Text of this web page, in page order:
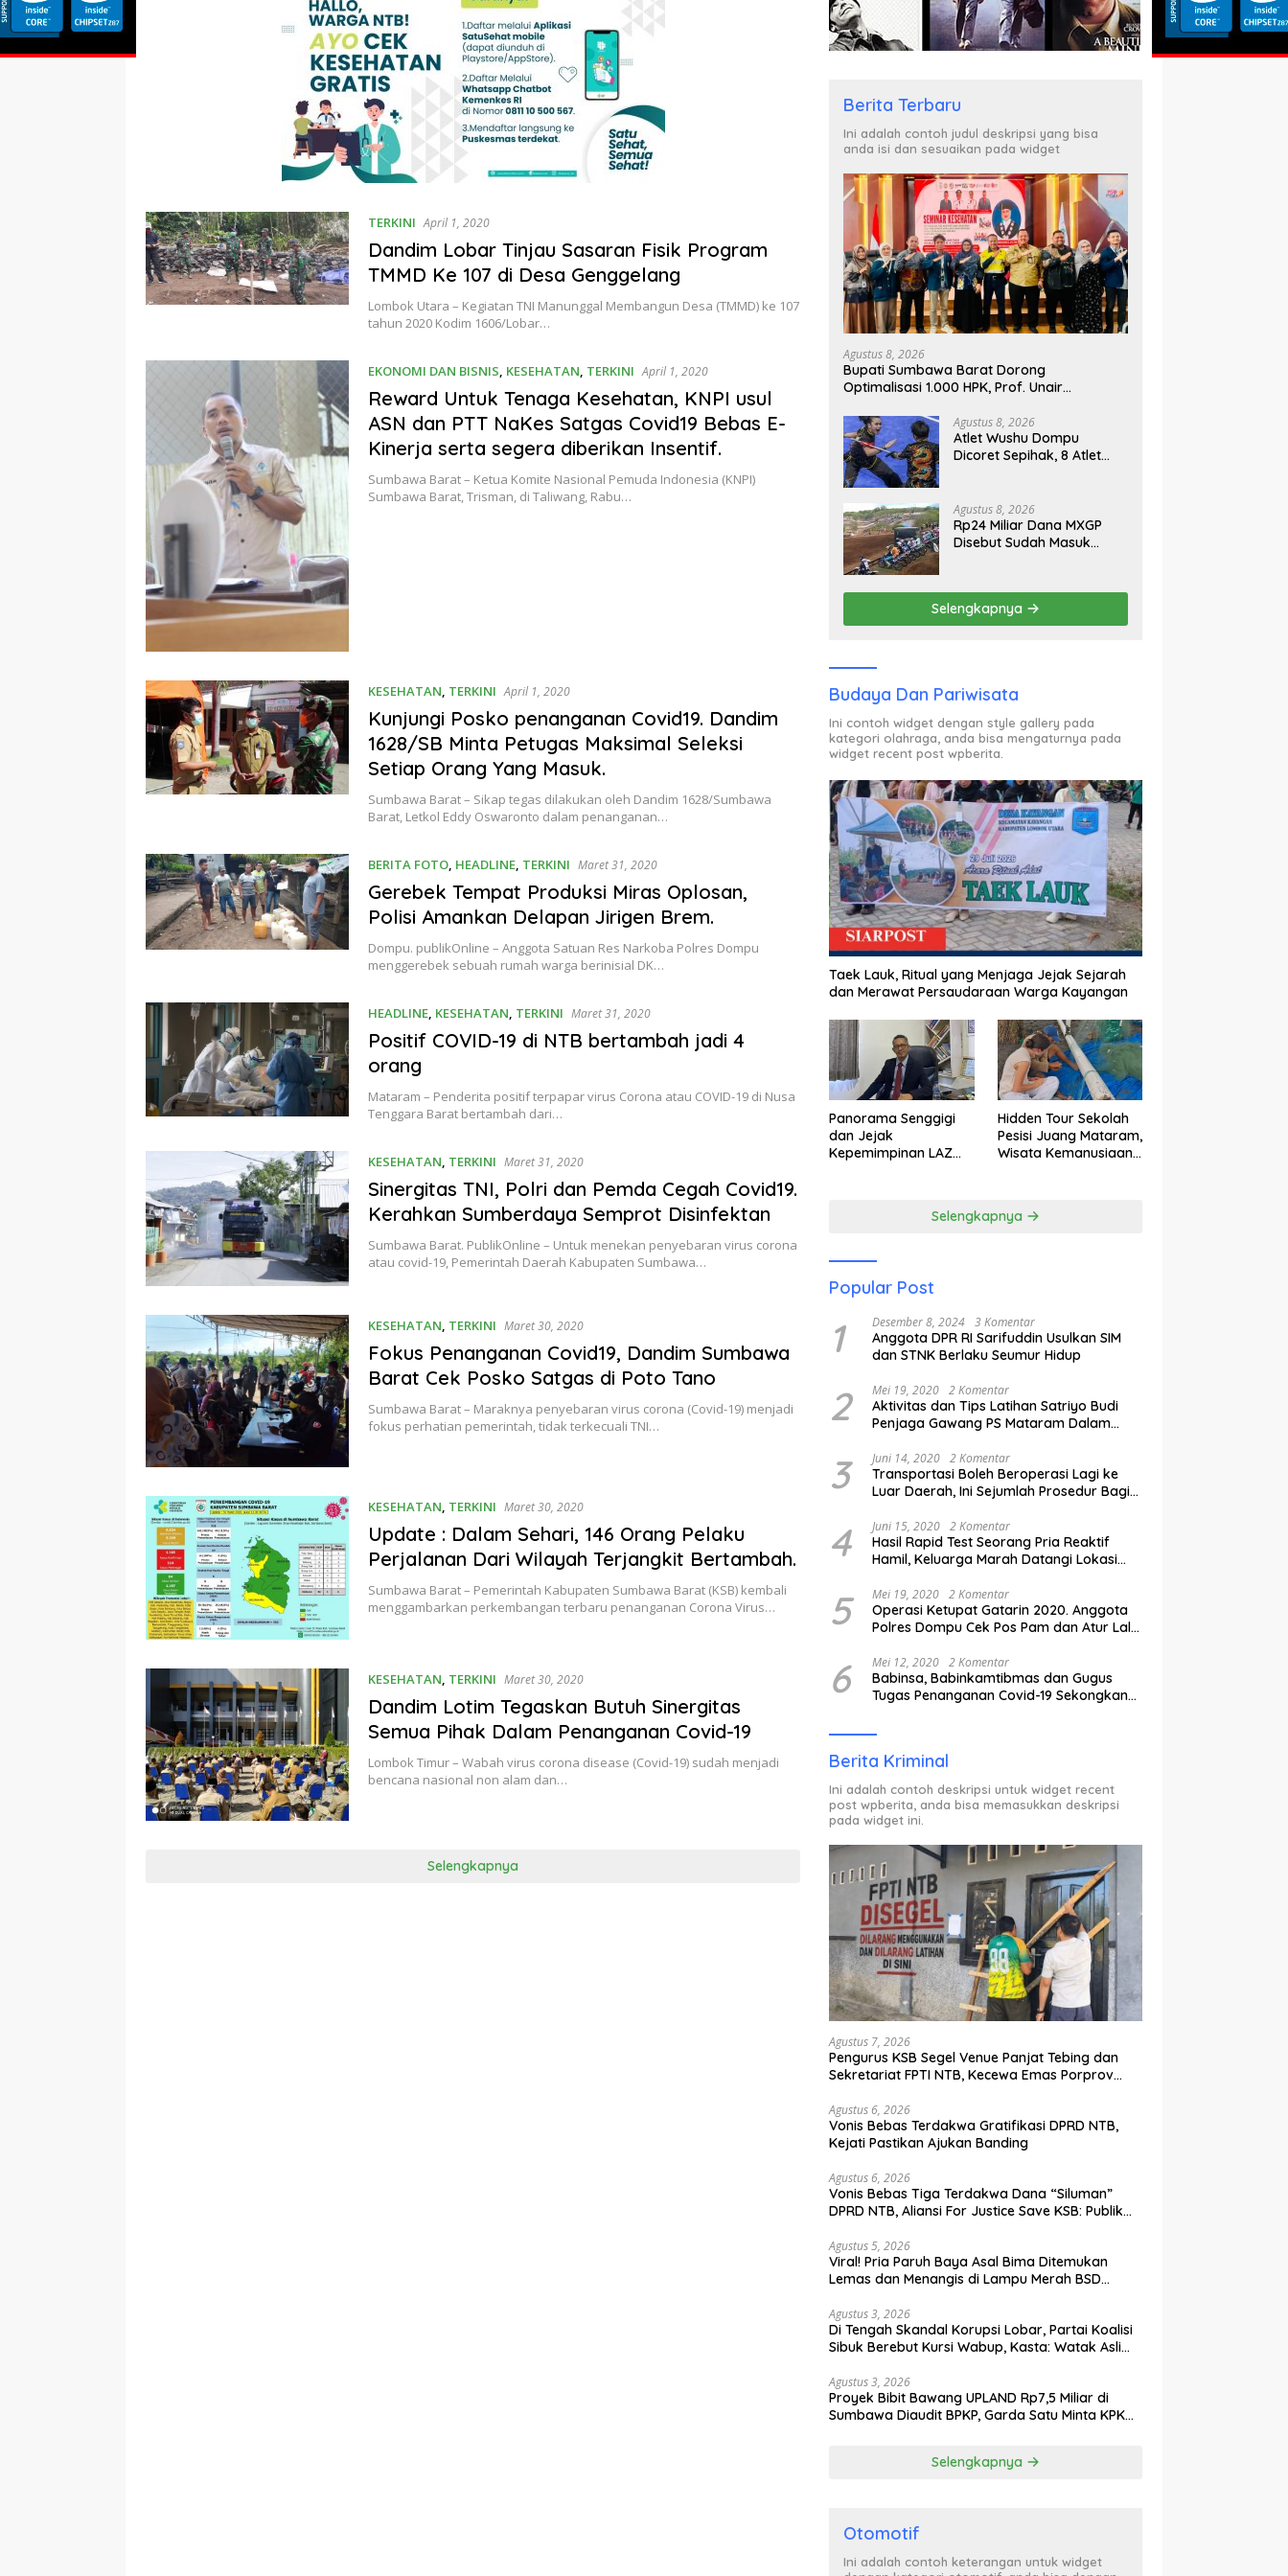
TERKINI April 1, 2020
Dandim Lobar Tinjau Sasaran Fisik Program
TMMD Ke 107 di Desa Genggelang
Lombok Utara – Kegiatan TNI Manunggal Membangun Desa (TMMD) ke 107
tahun 2020 Kodim 1606/Lobar…
EKONOMI DAN BISNIS, KESEHATAN, TERKINI April 1, 2020
Reward Untuk Tenaga Kesehatan, KNPI usul
ASN dan PTT NaKes Satgas Covid19 Bebas E-
Kinerja serta segera diberikan Insentif.
Sumbawa Barat – Ketua Komite Nasional Pemuda Indonesia (KNPI)
Sumbawa Barat, Trisman, di Taliwang, Rabu…
KESEHATAN, TERKINI April 1, 2020
Kunjungi Posko penanganan Covid19. Dandim
1628/SB Minta Petugas Maksimal Seleksi
Setiap Orang Yang Masuk.
Sumbawa Barat – Sikap tegas dilakukan oleh Dandim 1628/Sumbawa
Barat, Letkol Eddy Oswaronto dalam penanganan…
BERITA FOTO, HEADLINE, TERKINI Maret 31, 2020
Gerebek Tempat Produksi Miras Oplosan,
Polisi Amankan Delapan Jirigen Brem.
Dompu. publikOnline – Anggota Satuan Res Narkoba Polres Dompu
menggerebek sebuah rumah warga berinisial DK…
HEADLINE, KESEHATAN, TERKINI Maret 31, 2020
Positif COVID-19 di NTB bertambah jadi 4
orang
Mataram – Penderita positif terpapar virus Corona atau COVID-19 di Nusa
Tenggara Barat bertambah dari…
KESEHATAN, TERKINI Maret 31, 2020
Sinergitas TNI, Polri dan Pemda Cegah Covid19.
Kerahkan Sumberdaya Semprot Disinfektan
Sumbawa Barat. PublikOnline – Untuk menekan penyebaran virus corona
atau covid-19, Pemerintah Daerah Kabupaten Sumbawa…
KESEHATAN, TERKINI Maret 30, 2020
Fokus Penanganan Covid19, Dandim Sumbawa
Barat Cek Posko Satgas di Poto Tano
Sumbawa Barat – Maraknya penyebaran virus corona (Covid-19) menjadi
fokus perhatian pemerintah, tidak terkecuali TNI…
KESEHATAN, TERKINI Maret 30, 2020
Update : Dalam Sehari, 146 Orang Pelaku
Perjalanan Dari Wilayah Terjangkit Bertambah.
Sumbawa Barat – Pemerintah Kabupaten Sumbawa Barat (KSB) kembali
menggambarkan perkembangan terbaru penanganan Corona Virus…
KESEHATAN, TERKINI Maret 30, 2020
Dandim Lotim Tegaskan Butuh Sinergitas
Semua Pihak Dalam Penanganan Covid-19
Lombok Timur – Wabah virus corona disease (Covid-19) sudah menjadi
bencana nasional non alam dan…
Selengkapnya
Berita Terbaru
Ini adalah contoh judul deskripsi yang bisa
anda isi dan sesuaikan pada widget
Agustus 8, 2026
Bupati Sumbawa Barat Dorong
Optimalisasi 1.000 HPK, Prof. Unair
2045
Agustus 8, 2026
Atlet Wushu Dompu
Dicoret Sepihak, 8 Atlet
Porprov NTB 2026
Agustus 8, 2026
Rp24 Miliar Dana MXGP
Disebut Sudah Masuk
Utang Rp11 Miliar Belum
Dibayar?
Selengkapnya
Budaya Dan Pariwisata
Ini contoh widget dengan style gallery pada
kategori olahraga, anda bisa mengaturnya pada
widget recent post wpberita.
Taek Lauk, Ritual yang Menjaga Jejak Sejarah
dan Merawat Persaudaraan Warga Kayangan
Panorama Senggigi
dan Jejak
Kepemimpinan LAZ
Hidden Tour Sekolah
Pesisi Juang Mataram,
Wisata Kemanusiaan
Selengkapnya
Popular Post
1 Desember 8, 2024 3 Komentar
Anggota DPR RI Sarifuddin Usulkan SIM
dan STNK Berlaku Seumur Hidup
2 Mei 19, 2020 2 Komentar
Aktivitas dan Tips Latihan Satriyo Budi
Penjaga Gawang PS Mataram Dalam
3 Juni 14, 2020 2 Komentar
Transportasi Boleh Beroperasi Lagi ke
Luar Daerah, Ini Sejumlah Prosedur Bagi
4 Juni 15, 2020 2 Komentar
Hasil Rapid Test Seorang Pria Reaktif
Hamil, Keluarga Marah Datangi Lokasi
5 Mei 19, 2020 2 Komentar
Operasi Ketupat Gatarin 2020. Anggota
Polres Dompu Cek Pos Pam dan Atur Lalu
6 Mei 12, 2020 2 Komentar
Babinsa, Babinkamtibmas dan Gugus
Tugas Penanganan Covid-19 Sekongkang
ODP.
Berita Kriminal
Ini adalah contoh deskripsi untuk widget recent
post wpberita, anda bisa memasukkan deskripsi
pada widget ini.
Agustus 7, 2026
Pengurus KSB Segel Venue Panjat Tebing dan
Sekretariat FPTI NTB, Kecewa Emas Porprov
Agustus 6, 2026
Vonis Bebas Terdakwa Gratifikasi DPRD NTB,
Kejati Pastikan Ajukan Banding
Agustus 6, 2026
Vonis Bebas Tiga Terdakwa Dana “Siluman”
DPRD NTB, Aliansi For Justice Save KSB: Publik
Agustus 5, 2026
Viral! Pria Paruh Baya Asal Bima Ditemukan
Lemas dan Menangis di Lampu Merah BSD
Agustus 3, 2026
Di Tengah Skandal Korupsi Lobar, Partai Koalisi
Sibuk Berebut Kursi Wabup, Kasta: Watak Asli
Agustus 3, 2026
Proyek Bibit Bawang UPLAND Rp7,5 Miliar di
Sumbawa Diaudit BPKP, Garda Satu Minta KPK
Selengkapnya
Otomotif
Ini adalah contoh keterangan untuk widget